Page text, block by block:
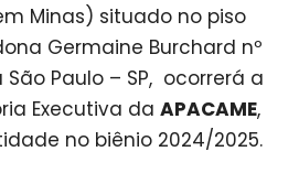
Minas) situado no piso
Germaine Burchard nº
Paulo – SP, ocorrerá a
Executiva da APACAME,
no biênio 2024/2025.